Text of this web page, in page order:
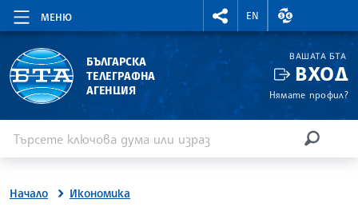
МЕНЮ
RIGHTMENU.SOCIAL
EN
ВАЛУТНИ
БЪЛГАРСКА
ТЕЛЕГРАФНА
АГЕНЦИЯ
ВАШАТА БТА
ВХОД
Нямате профил?
Начало Икономика